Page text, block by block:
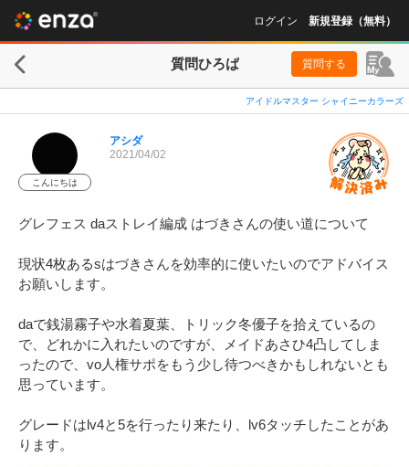
ログイン 新規登録（無料）
質問ひろば 質問する
アイドルマスター シャイニーカラーズ
こんにちは
アシダ
2021/04/02
グレフェス daストレイ編成 はづきさんの使い道について
現状4枚あるsはづきさんを効率的に使いたいのでアドバイス
お願いします。
daで銭湯霧子や水着夏葉、トリック冬優子を拾えているの
で、どれかに入れたいのですが、メイドあさひ4凸してしま
ったので、vo人権サポをもう少し待つべきかもしれないとも
思っています。
グレードはlv4と5を行ったり来たり、lv6タッチしたことがあ
ります。